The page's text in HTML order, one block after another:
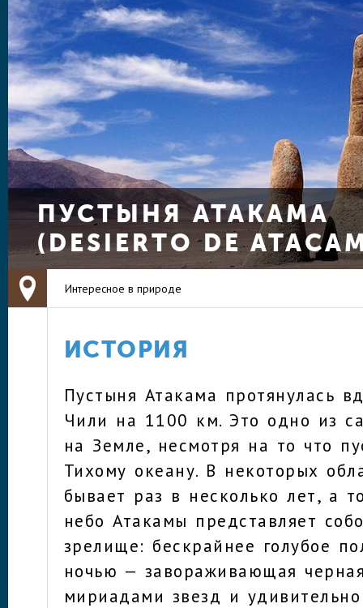
ПУСТЫНЯ АТАКАМА
(DESIERTO DE
Интересное в природе
ИСТОРИЯ
Пустыня Атакама протянулась
Чили на 1100 км. Это одно из
на Земле, несмотря на то что
Тихому океану. В некоторых
бывает раз в несколько лет, а
небо Атакамы представляет
зрелище: бескрайнее голубое
ночью — завораживающая
мириадами звезд и